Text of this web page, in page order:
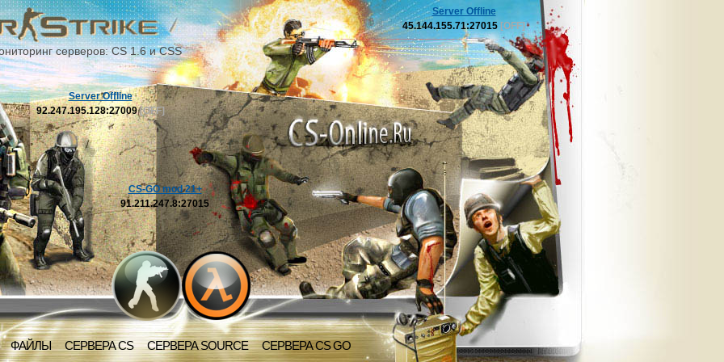
серверов: CS 1.6 и CSS
ФАЙЛЫ СЕРВЕРА CS СЕРВЕРА SOURCE СЕРВЕРА CS GO
Server Offline
92.247.195.128:27009[OFF]
CS-GO mod 21+
91.211.247.8:27015
Server Offline
45.144.155.71:27015 [OFF]